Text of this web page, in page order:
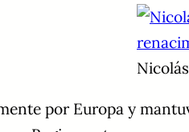
por Europa y